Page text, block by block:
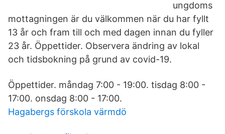
ungdoms
mottagningen är du välkommen när du har fyllt
13 år och fram till och med dagen innan du fyller
23 år. Öppettider. Observera ändring av lokal
och tidsbokning på grund av covid-19.
Öppettider. måndag 7:00 - 19:00. tisdag 8:00 -
17:00. onsdag 8:00 - 17:00.
Hagabergs förskola värmdö